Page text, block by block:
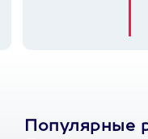
Популярные